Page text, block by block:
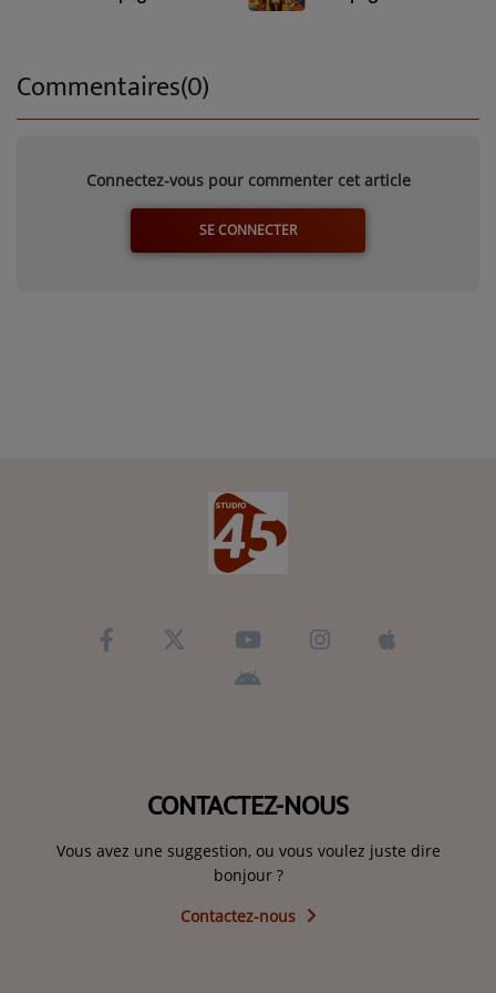
Commentaires(0)
Connectez-vous pour commenter cet article
SE CONNECTER
CONTACTEZ-NOUS
Vous avez une suggestion, ou vous voulez juste dire
bonjour ?
Contactez-nous